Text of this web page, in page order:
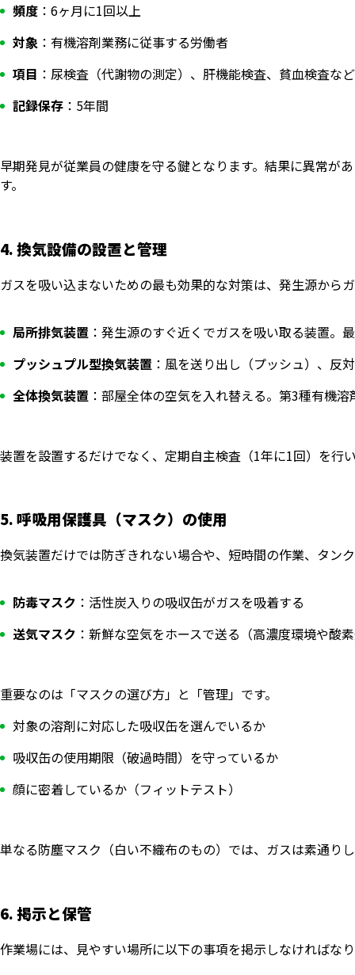
頻度 ：6ヶ月に1回以上
対象 ：有機溶剤業務に従事する労働者
項目 ：尿検査（代謝物の測定）、肝機能検査、貧血検査など
記録保存 ：5年間
早期発見が従業員の健康を守る鍵となります。結果に異常が
す。
4. 換気設備の設置と管理
ガスを吸い込まないための最も効果的な対策は、発生源から
局所排気装置 ：発生源のすぐ近くでガスを吸い取る装置。
プッシュプル型換気装置 ：風を送り出し（プッシュ）、反
全体換気装置 ：部屋全体の空気を入れ替える。第3種有機
装置を設置するだけでなく、定期自主検査（1年に1回）を行
5. 呼吸用保護具（マスク）の使用
換気装置だけでは防ぎきれない場合や、短時間の作業、タン
防毒マスク ：活性炭入りの吸収缶がガスを吸着する
送気マスク ：新鮮な空気をホースで送る（高濃度環境や酸
重要なのは「マスクの選び方」と「管理」です。
対象の溶剤に対応した吸収缶を選んでいるか
吸収缶の使用期限（破過時間）を守っているか
顔に密着しているか（フィットテスト）
単なる防塵マスク（白い不織布のもの）では、ガスは素通り
6. 掲示と保管
作業場には、見やすい場所に以下の事項を掲示しなければな